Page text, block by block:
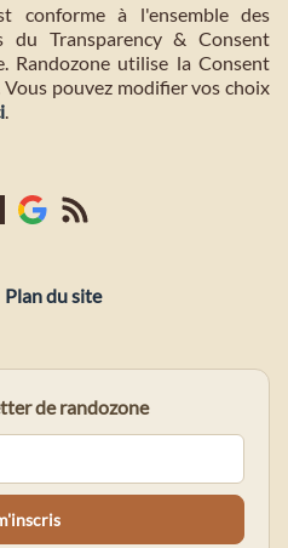
conforme à l'ensemble des
du Transparency & Consent
Randozone utilise la Consent
pouvez modifier vos choix
.
Plan du site
de randozone